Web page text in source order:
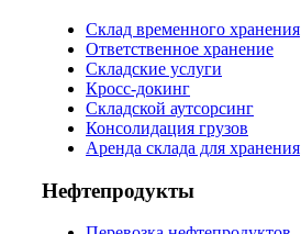
Склад временного хранения
Ответственное хранение
Складские услуги
Кросс-докинг
Складской аутсорсинг
Консолидация грузов
Аренда склада для хранения
Нефтепродукты